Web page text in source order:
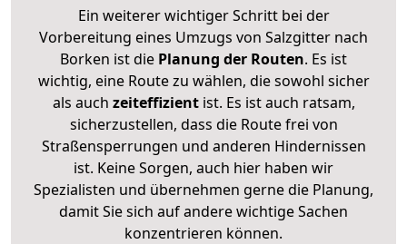
Ein weiterer wichtiger Schritt bei der
Vorbereitung eines Umzugs von Salzgitter nach
Borken ist die Planung der Routen. Es ist
wichtig, eine Route zu wählen, die sowohl sicher
als auch zeiteffizientist. Es ist auch ratsam,
sicherzustellen, dass die Route frei von
Straßensperrungen und anderen Hindernissen
ist. Keine Sorgen, auch hier haben wir
Spezialisten und übernehmen gerne die Planung,
damit Sie sich auf andere wichtige Sachen
konzentrieren können.